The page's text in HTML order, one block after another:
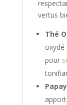
vertus
Thé
oxydé
pour